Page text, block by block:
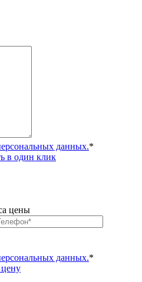
данных.*
в один клик
цены
данных.*
цену